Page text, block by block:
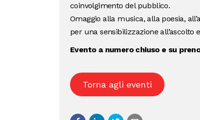
coinvolgimento del pubblico.
Omaggio alla musica, alla poesia,
per una sensibilizzazione
Evento a numero chiuso e su
Torna agli eventi